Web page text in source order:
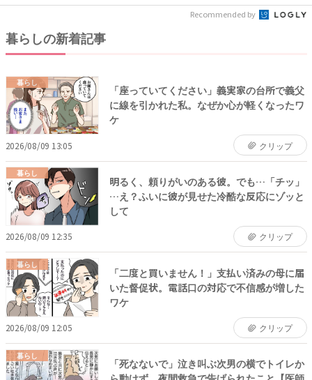
Recommended by
暮らしの新着記事
暮らし
「座っていてください」義実家の台所で義父
に線を引かれた私。なぜか心が軽くなったワ
ケ
2026/08/09 13:05 クリップ
暮らし
明るく、頼りがいのある彼。でも…「チッ」
…え？ふいに彼が見せた冷酷な反応にゾッと
して
2026/08/09 12:35 クリップ
暮らし
「二度と買いません！」支払い済みの母に届
いた督促状。電話口の対応で不信感が増した
ワケ
2026/08/09 12:05 クリップ
暮らし
「死なないで」泣き叫ぶ次男の横でトイレか